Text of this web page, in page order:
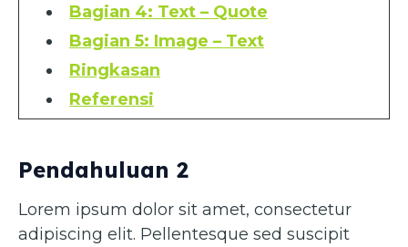
Bagian 4: Text – Quote
Bagian 5: Image – Text
Ringkasan
Referensi
Pendahuluan 2
Lorem ipsum dolor sit amet, consectetur
adipiscing elit. Pellentesque sed suscipit